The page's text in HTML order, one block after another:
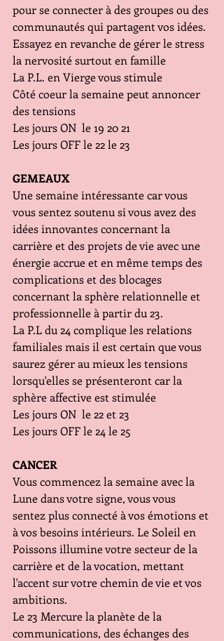
pour se connecter à des groupes ou des
communautés qui partagent vos idées.
Essayez en revanche de gérer le stress
la nervosité surtout en famille
La P.L. en Vierge vous stimule
Côté coeur la semaine peut annoncer
des tensions
Les jours ON  le 19 20 21
Les jours OFF le 22 le 23
GEMEAUX
Une semaine intéressante car vous
vous sentez soutenu si vous avez des
idées innovantes concernant la
carrière et des projets de vie avec une
énergie accrue et en même temps des
complications et des blocages
concernant la sphère relationnelle et
professionnelle à partir du 23.
La P.L du 24 complique les relations
familiales mais il est certain que vous
saurez gérer au mieux les tensions
lorsqu'elles se présenteront car la
sphère affective est stimulée
Les jours ON  le 22 et 23
Les jours OFF le 24 le 25
CANCER
Vous commencez la semaine avec la
Lune dans votre signe, vous vous
sentez plus connecté à vos émotions et
à vos besoins intérieurs. Le Soleil en
Poissons illumine votre secteur de la
carrière et de la vocation, mettant
l'accent sur votre chemin de vie et vos
ambitions.
Le 23 Mercure la planète de la
communications, des échanges des